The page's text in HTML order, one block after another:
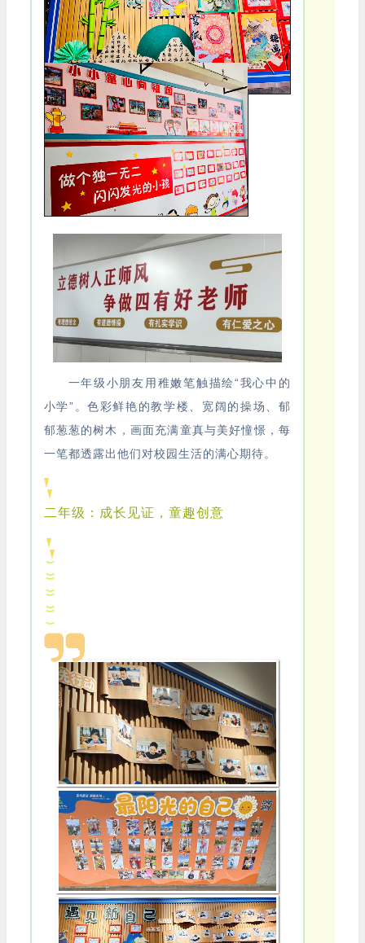
一年级小朋友用稚嫩笔触描绘“我心中的
小学”。色彩鲜艳的教学楼、宽阔的操场、郁
郁葱葱的树木，画面充满童真与美好憧憬，每
一笔都透露出他们对校园生活的满心期待。
二年级：成长见证，童趣创意